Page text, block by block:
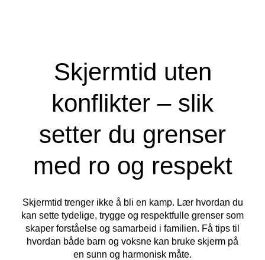
Skjermtid uten
konflikter – slik
setter du grenser
med ro og respekt
Skjermtid trenger ikke å bli en kamp. Lær hvordan du
kan sette tydelige, trygge og respektfulle grenser som
skaper forståelse og samarbeid i familien. Få tips til
hvordan både barn og voksne kan bruke skjerm på
en sunn og harmonisk måte.